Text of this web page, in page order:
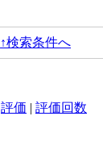
↑検索条件へ
評価 | 評価回数